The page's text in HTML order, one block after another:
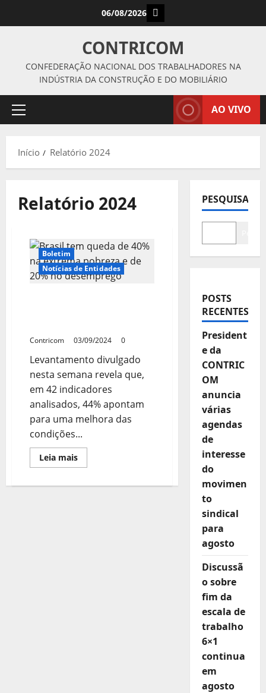
06/08/2026 Instagram
CONTRICOM
CONFEDERAÇÃO NACIONAL DOS TRABALHADORES NA
INDÚSTRIA DA CONSTRUÇÃO E DO MOBILIÁRIO
Menu
AO VIVO
Início Relatório 2024
Relatório 2024
Boletim
Notícias de Entidades
Contricom 03/09/2024 0
Levantamento divulgado
nesta semana revela que,
em 42 indicadores
analisados, 44% apontam
para uma melhora das
condições...
Leia maisLeia
mais
tem
PESQUISAR
POSTS
RECENTES
President
e da
CONTRIC
OM
anuncia
várias
agendas
de
interesse
do
movimen
to
sindical
para
agosto
Discussã
o sobre
fim da
escala de
trabalho
6×1
continua
em
agosto